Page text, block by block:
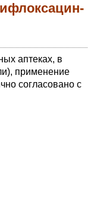
аптеках, в
применение
согласовано с